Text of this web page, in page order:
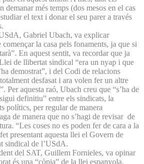
més temps (dos mesos en el cas
el text i donar el seu parer a través
Gabriel Ubach, va explicar
començar la casa pels fonaments, ja que si
En aquest sentit, va recordar que ja
de llibertat sindical “era un nyap i que
demostrat”, i del Codi de relacions
desfasat i ara volen fer un altre
Per aquesta raó, Ubach creu que “s’ha de
definitiu” entre els sindicats, la
polítics, per regular de manera
de manera que no s’hagi de revisar de
“Les coses no es poden fer de cara a la
presentant aquesta llei el Govern de
sindical de l’USdA.
del SAT, Guillem Fornieles, va opinar
és una “còpia” de la llei espanyola,